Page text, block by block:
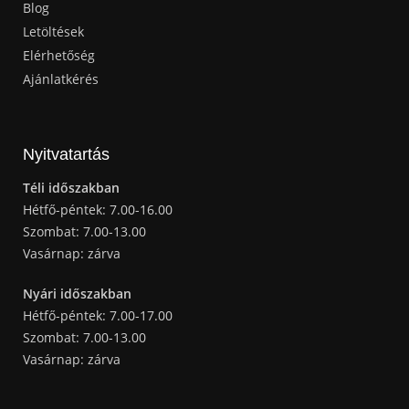
Blog
Letöltések
Elérhetőség
Ajánlatkérés
Nyitvatartás
Téli időszakban
Hétfő-péntek: 7.00-16.00
Szombat: 7.00-13.00
Vasárnap: zárva
Nyári időszakban
Hétfő-péntek: 7.00-17.00
Szombat: 7.00-13.00
Vasárnap: zárva